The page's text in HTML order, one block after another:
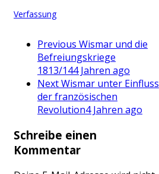
Verfassung
Previous Wismar und die
Befreiungskriege
1813/144 Jahren ago
NextWismar unter Einfluss
der französischen
Revolution4 Jahren ago
Schreibe einen
Kommentar